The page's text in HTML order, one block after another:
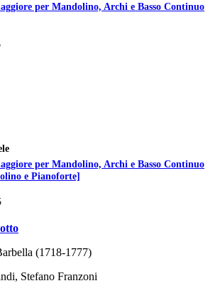
per Mandolino, Archi e Basso Continuo
per Mandolino, Archi e Basso Continuo
e Pianoforte]
(1718-1777)
Stefano Franzoni